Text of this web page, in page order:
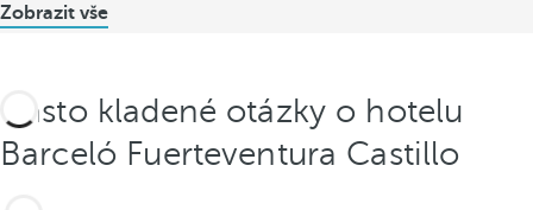
Zobrazit vše
Často kladené otázky o hotelu
Barceló Fuerteventura Castillo